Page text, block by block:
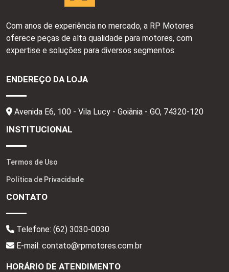
Com anos de experiência no mercado, a RP Motores
oferece peças de alta qualidade para motores, com
expertise e soluções para diversos segmentos.
ENDEREÇO DA LOJA
Avenida E6, 100 - Vila Lucy - Goiânia - GO, 74320-120
INSTITUCIONAL
Termos de Uso
Política de Privacidade
CONTATO
Telefone: (62) 3030-0030
E-mail: contato@rpmotores.com.br
HORÁRIO DE ATENDIMENTO